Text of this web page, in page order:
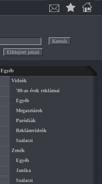
Egyéb
Videók
'80-as évek reklámai
Egyéb
Megasztárok
Paródiák
Reklámvideók
Szalacsi
Zenék
Egyéb
Janika
Szalacsi